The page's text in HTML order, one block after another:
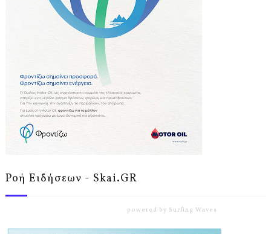
Ροή Ειδήσεων - Skai.GR
powered by Surfing Waves